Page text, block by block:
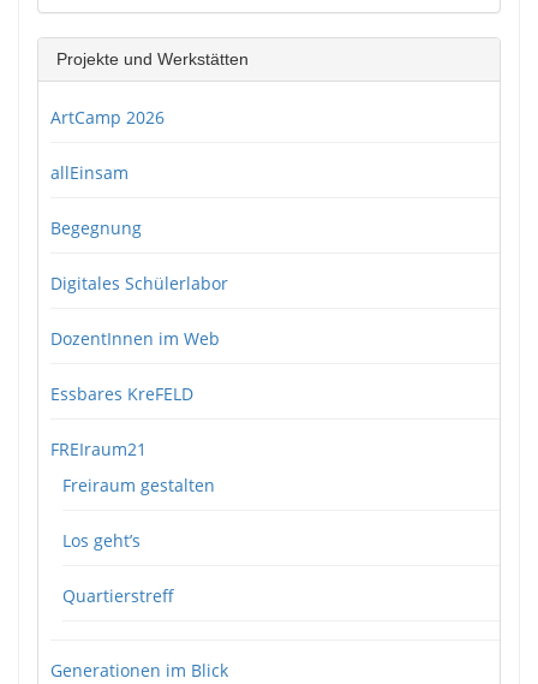
Projekte und Werkstätten
ArtCamp 2026
allEinsam
Begegnung
Digitales Schülerlabor
DozentInnen im Web
Essbares KreFELD
FREIraum21
Freiraum gestalten
Los geht’s
Quartierstreff
Generationen im Blick